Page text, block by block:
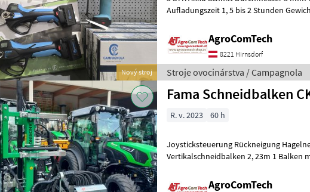
Nový stroj
Aufladungszeit 1, 5 bis 2 Stunden
AgroComTech
8221 Hirnsdorf
Stroje ovocinárstva / Campagnola
Fama Schneidbalken
R. v. 2023 60 h
Joysticksteuerung Rückneigung
Vertikalschneidbalken 2, 23m 1 Balken
AgroComTech